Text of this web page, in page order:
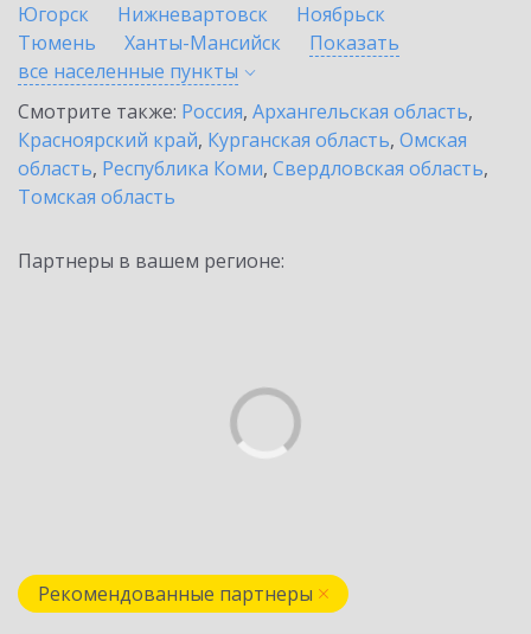
Югорск
Нижневартовск
Ноябрьск
Тюмень
Ханты-Мансийск
Показать
все населенные пункты
Смотрите также: Россия, Архангельская область,
Красноярский край, Курганская область, Омская
область, Республика Коми, Свердловская область,
Томская область
Партнеры в вашем регионе:
Рекомендованные партнеры